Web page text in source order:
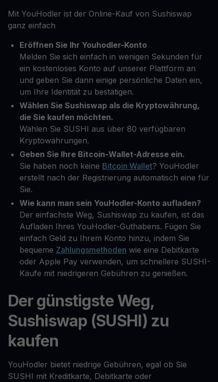
Mit YouHodler ist der Online-Kauf von Sushiswap
ganz einfach
Eröffnen Sie Ihr Youhodler-Konto
Melden Sie sich einfach in wenigen Sekunden für
ein kostenloses Konto auf unserer Plattform an
und geben Sie dann einige persönliche Daten ein,
um Ihre Identität zu bestätigen.
Wählen Sie Sushiswap als die Kryptowährung,
die Sie kaufen möchten.
Wählen Sie SUSHI aus über 80 verfügbaren
Kryptowährungen.
Geben Sie Ihre Bitcoin-Wallet-Adresse ein.
Sie haben noch keine Bitcoin Wallet? YouHodler
erstellt nach der Registrierung automatisch eine für
Sie.
Wie kann man sein YouHodler-Konto aufladen?
Der einfachste Weg, Sushiswap zu kaufen, ist das
Aufladen Ihres YouHodler-Guthabens. Fügen Sie
einfach Geld zu Ihrem Konto hinzu, indem Sie
bequeme Zahlungsmethoden wie eine Debitkarte
oder Apple Pay verwenden, um schnellere SUSHI-
Käufe mit niedrigeren Gebühren zu genießen.
Der günstigste Weg,
Sushiswap (SUSHI) zu
kaufen
YouHodler bietet niedrige Gebühren, egal ob Sie
SUSHI mit Kreditkarte, Debitkarte oder